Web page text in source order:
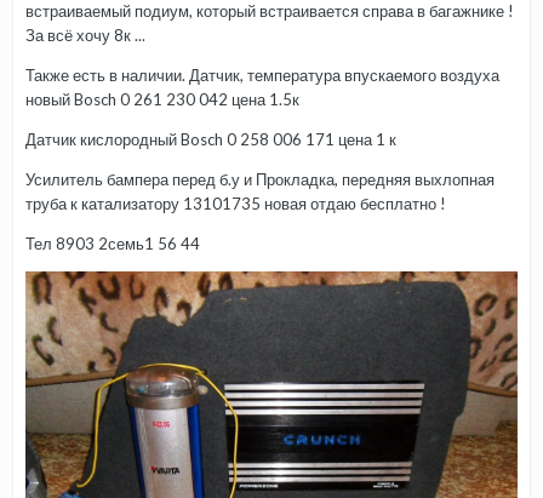
встраиваемый подиум, который встраивается справа в багажнике !
За всё хочу 8к ...
Также есть в наличии. Датчик, температура впускаемого воздуха
новый Bosch 0 261 230 042 цена 1.5к
Датчик кислородный Bosch 0 258 006 171 цена 1 к
Усилитель бампера перед б.у и Прокладка, передняя выхлопная
труба к катализатору 13101735 новая отдаю бесплатно !
Тел 8903 2семь1 56 44